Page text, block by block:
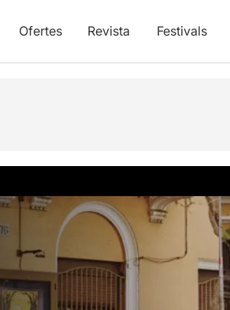
Ofertes Revista Festivals
Info pràctica